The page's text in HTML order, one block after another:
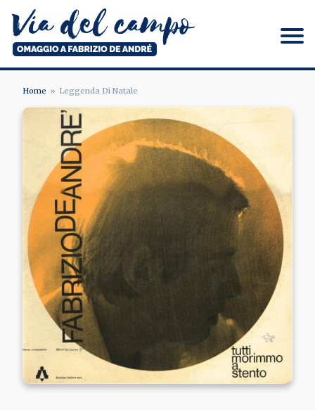
contenuto
principale
Via del campo
BRICIOLE
PANE
Home Leggenda Di Natale